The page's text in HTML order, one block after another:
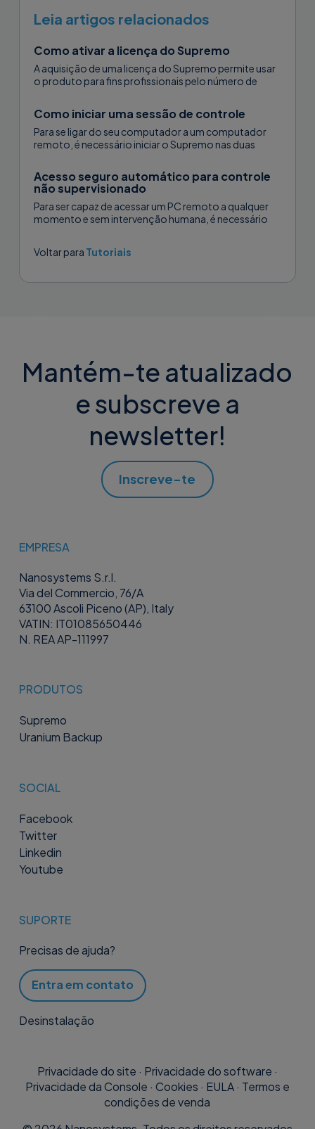
Leia artigos relacionados
Como ativar a licença do Supremo
A aquisição de uma licença do Supremo permite usar
o produto para fins profissionais pelo número de
número de computadores indicado...
Como iniciar uma sessão de controle
Para se ligar do seu computador a um computador
remoto, é necessário iniciar o Supremo nas duas
remoto,...
Acesso seguro automático para controle
não supervisionado
Para ser capaz de acessar um PC remoto a qualquer
momento e sem intervenção humana, é necessário
Voltar para Tutoriais
Mantém-te atualizado
e subscreve a
newsletter!
Inscreve-te
EMPRESA
Nanosystems S.r.l.
Via del Commercio, 76/A
63100 Ascoli Piceno (AP), Italy
VATIN: IT01085650446
N. REA AP-111997
PRODUTOS
Supremo
Uranium Backup
SOCIAL
Facebook
Twitter
Linkedin
Youtube
SUPORTE
Precisas de ajuda?
Entra em contato
Desinstalação
Privacidade do site · Privacidade do software ·
Privacidade da Console · Cookies · EULA· Termos e
condições de venda